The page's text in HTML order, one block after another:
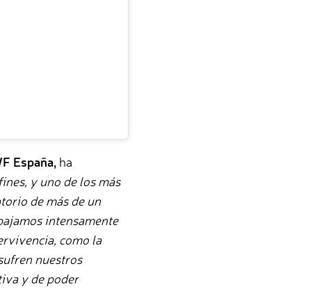
España, ha
y uno de los más
de más de un
intensamente
como la
nuestros
y de poder